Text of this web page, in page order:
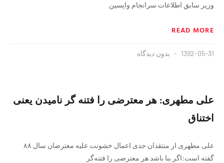
وزیر سابق اطلاعات سرانجام واپسین
READ MORE
1392-05-31 بدون دیدگاه
علی مطهری: هر معترضی را فتنه گر نامیدن یعنی
اختناق
علی مطهری از منتقدان جدی اعمال خشونت علیه معترضان سال ۸۸
گفته است:اگر بنا باشد هر معترضی را فتنه‌گر